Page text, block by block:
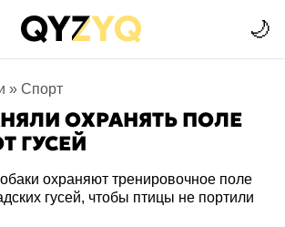
🌙
» Спорт
ОХРАНЯТЬ ПОЛЕ
ГУСЕЙ
охраняют тренировочное поле
гусей, чтобы птицы не портили